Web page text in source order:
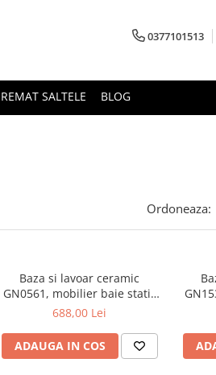
0377101513
REMAT SALTELE BLOG
Ordoneaza:
Baza si lavoar ceramic
GN0561, mobilier baie stativ
50 cm, front MDF, 2 usi, 2
reglabile, alb/antracit
688,00 Lei
ADAUGA IN COS
80